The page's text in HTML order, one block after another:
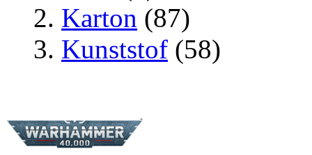
Karton (87)
Kunststof (58)